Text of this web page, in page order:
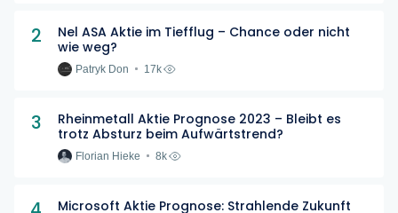
2
Nel ASA Aktie im Tiefflug – Chance oder nicht
wie weg?
Patryk Don 17k
3
Rheinmetall Aktie Prognose 2023 – Bleibt es
trotz Absturz beim Aufwärtstrend?
Florian Hieke 8k
Microsoft Aktie Prognose: Strahlende Zukunft